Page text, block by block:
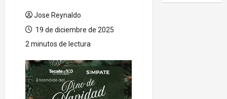
Jose Reynaldo
19 de diciembre de 2025
2 minutos de lectura